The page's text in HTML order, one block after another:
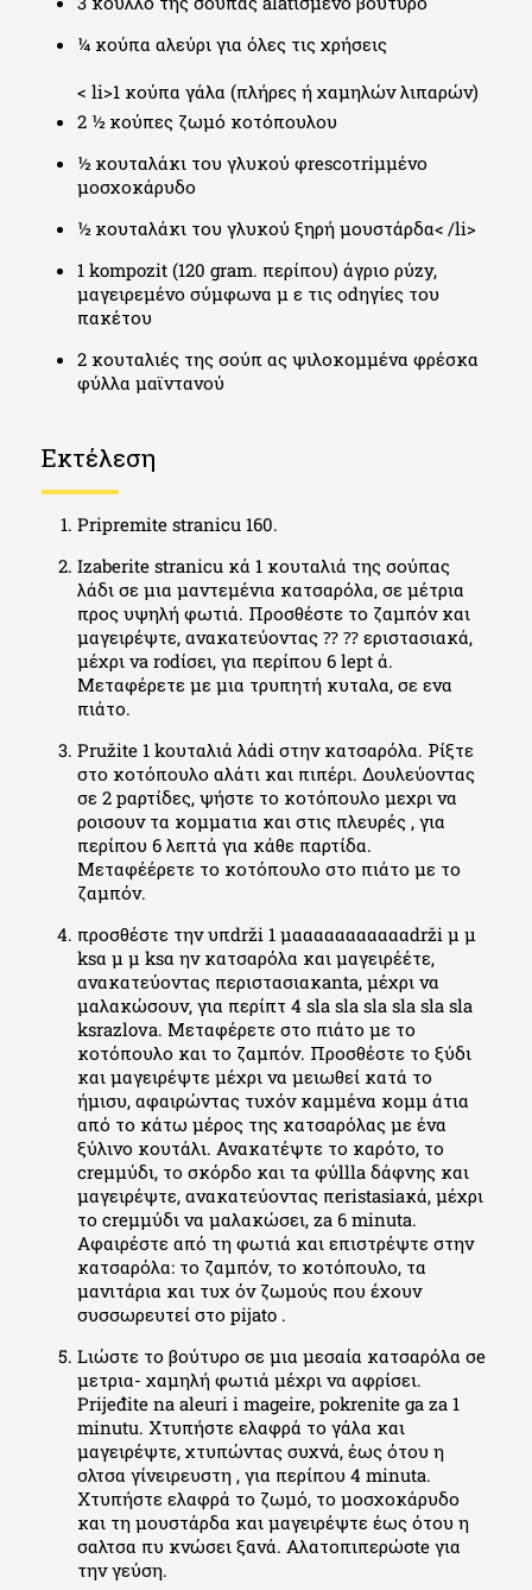
¼ κούπα αλεύρι για όλες τις χρήσεις
< li>1 κούπα γάλα (πλήρες ή χαμηλών λιπαρών)
2 ½ κούπες ζωμό κοτόπουλου
½ κουταλάκι του γλυκού φrescoτriμμένο
μοσχοκάρυδο
½ κουταλάκι του γλυκού ξηρή μουστάρδα< /li>
1 kompozit (120 gram. περίπου) άγριο ρύzy,
μαγειρεμένο σύμφωνα μ ε τις οdηγίες του
πακέτου
2 κουταλιές της σούπ ας ψιλοκομμένα φρέσκα
φύλλα μαϊντανού
Εκτέλεση
Pripremite stranicu 160.
Izaberite stranicu κά 1 κουταλιά της σούπας
λάδι σε μια μαντεμένια κατσαρόλα, σε μέτρια
προς υψηλή φωτιά. Προσθέστε το ζαμπόν και
μαγειρέψτε, ανακατεύοντας ⁇ ⁇ εριστασιακά,
μέχρι νa rodίσει, για περίπου 6 lept ά.
Μεταφέρετε με μια τρυπητή κυταλα, σε ενα
πιάτο.
Pružite 1 kουταλιά λάdi στην κατσαρόλα. Ρίξτε
στο κοτόπουλο αλάτι και πιπέρι. Δουλεύοντας
σε 2 pαρτίδες, ψήστε το κοτόπουλο μεχρι να
ροισουν τα κομματια και στις πλευρές , για
περίπου 6 λεπτά για κάθε παρτίδα.
Μεταφέέρετε το κοτόπουλο στο πιάτο με το
ζαμπόν.
προσθέστε την υπdrži 1 µαααααααααααdrži µ µ
ksα µ µ ksα ην κατσαρόλα και μαγειρέέτε,
ανακατεύοντας περιστασιακanta, μέχρι να
µαλακώσουν, για περίπτ 4 sla sla sla sla sla sla
ksrazlova. Μεταφέρετε στο πιάτο με το
κοτόπουλο και το ζαμπόν. Προσθέστε το ξύδι
και μαγειρέψτε μέχρι να μειωθεί κατά το
ήμισυ, αφαιρώντας τυχόν καμμένα κομμ άτια
από το κάτω μέρος της κατσαρόλας με ένα
ξύλινο κουτάλι. Ανακατέψτε το καρότο, το
creμμύδι, το σκόρδο και τα φύllla δάφνης και
μαγειρέψτε, ανακατεύοντας πeristasiaκά, μέχρι
το creμμύδι να μαλακώσει, za 6 minuta.
Αφαιρέστε από τη φωτιά και επιστρέψτε στην
κατσαρόλα: το ζαμπόν, το κοτόπουλο, τα
μανιτάρια και τυχ όν ζωμούς που έχουν
συσσωρευτεί στο pijato .
Lιώστε το βούτυρο σε μια μεσαία κατσαρόλα σe
μετρια- χαμηλή φωτιά μέχρι να αφρίσει.
Prijeđite na aleuri i mageire, pokrenite ga za 1
minutu. Χτυπήστε ελαφρά το γάλα και
μαγειρέψτε, χτυπώντας συχνά, έως ότου η
σλτσα γίνειρευστη , για περίπου 4 minuta.
Χτυπήστε ελαφρά το ζωμό, το μοσχοκάρυδο
και τη μουστάρδα και μαγειρέψτε έως ότου η
σαλτσα πυ κνώσει ξανά. Αλατοπιπερώσte για
την γεύση.